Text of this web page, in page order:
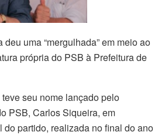
uma “mergulhada” em meio ao
própria do PSB à Prefeitura de
seu nome lançado pelo
PSB, Carlos Siqueira, em
partido, realizada no final do ano